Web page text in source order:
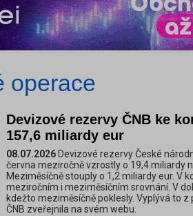
operace
Devizové rezervy ČNB ke
157,6 miliardy eur
08.07.2026 Devizové rezervy České
června meziročně vzrostly o 19,4 miliardy
Meziměsíčně stouply o 1,2 miliardy eur. V
meziročním i meziměsíčním srovnání. V
kdežto meziměsíčně poklesly. Vyplývá to
ČNB zveřejnila na svém webu.